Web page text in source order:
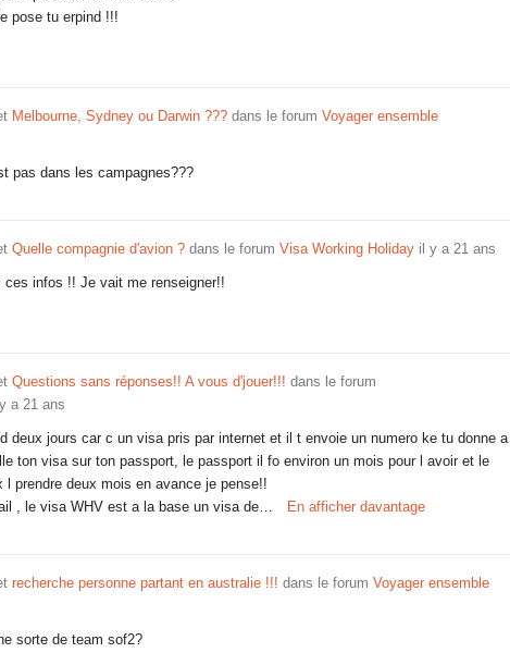
pose tu erpind !!!
Melbourne, Sydney ou Darwin ??? dans le forum Voyager ensemble
pas dans les campagnes???
Quelle compagnie d'avion ? dans le forum Visa Working Holiday il y a 21 ans
ces infos !! Je vait me renseigner!!
Questions sans réponses!! A vous d'jouer!!! dans le forum
a 21 ans
deux jours car c un visa pris par internet et il t envoie un numero ke tu donne a l
ton visa sur ton passport, le passport il fo environ un mois pour l avoir et le
l prendre deux mois en avance je pense!!
, le visa WHV est a la base un visa de…
En afficher davantage
recherche personne partant en australie !!! dans le forum Voyager ensemble
sorte de team sof2?